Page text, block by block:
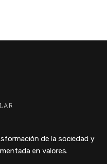
de la sociedad y
en valores.